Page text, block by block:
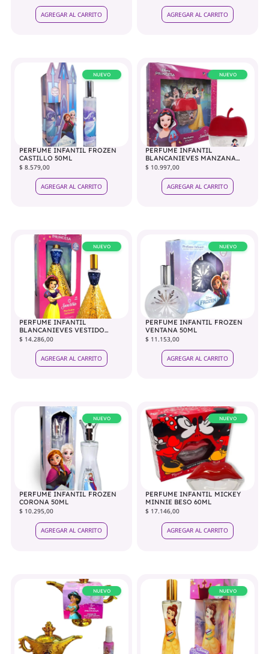
AGREGAR AL CARRITO AGREGAR AL CARRITO
NUEVO
PERFUME INFANTIL FROZEN
CASTILLO 50ML
$ 8.579,00
AGREGAR AL CARRITO
NUEVO
PERFUME INFANTIL
BLANCANIEVES MANZANA
25ML
$ 10.997,00
AGREGAR AL CARRITO
NUEVO
PERFUME INFANTIL
BLANCANIEVES VESTIDO
45ML
$ 14.286,00
AGREGAR AL CARRITO
NUEVO
PERFUME INFANTIL FROZEN
VENTANA 50ML
$ 11.153,00
AGREGAR AL CARRITO
NUEVO
PERFUME INFANTIL FROZEN
CORONA 50ML
$ 10.295,00
AGREGAR AL CARRITO
NUEVO
PERFUME INFANTIL MICKEY
MINNIE BESO 60ML
$ 17.146,00
AGREGAR AL CARRITO
NUEVO NUEVO